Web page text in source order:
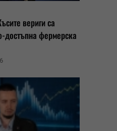
вериги са
достъпна фермерска